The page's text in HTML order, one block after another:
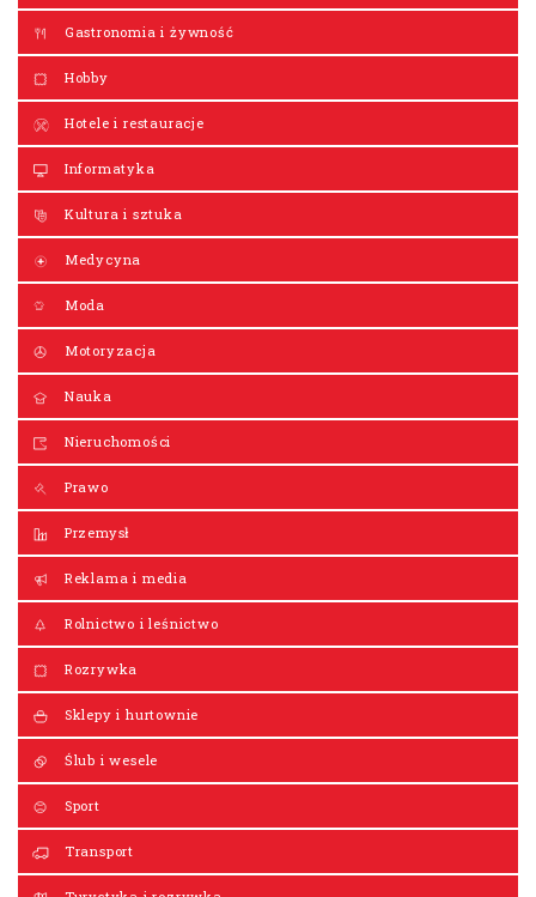
Gastronomia i żywność
Hobby
Hotele i restauracje
Informatyka
Kultura i sztuka
Medycyna
Moda
Motoryzacja
Nauka
Nieruchomości
Prawo
Przemysł
Reklama i media
Rolnictwo i leśnictwo
Rozrywka
Sklepy i hurtownie
Ślub i wesele
Sport
Transport